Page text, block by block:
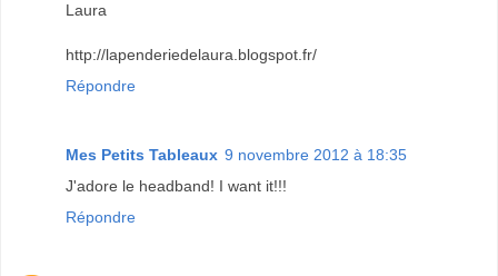
Laura
http://lapenderiedelaura.blogspot.fr/
Répondre
Mes Petits Tableaux 9 novembre 2012 à 18:35
J'adore le headband! I want it!!!
Répondre